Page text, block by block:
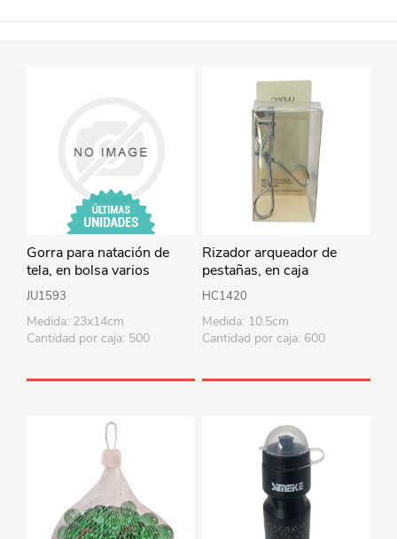
Gorra para natación de
tela, en bolsa varios
colores
JU1593
Medida: 23x14cm
Cantidad por caja: 500
Rizador arqueador de
pestañas, en caja
HC1420
Medida: 10.5cm
Cantidad por caja: 600